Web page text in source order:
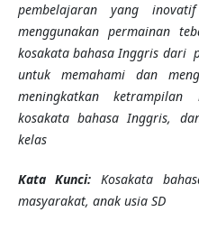
pembelajaran yang
menggunakan permainan
kosakata bahasa Inggris dari
untuk memahami dan
meningkatkan ketrampilan
kosakata bahasa Inggris,
kelas
Kata Kunci: Kosakata
masyarakat, anak usia SD